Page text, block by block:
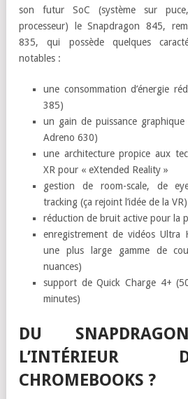
son futur SoC (système sur
processeur) le Snapdragon 845,
835, qui possède quelques
notables :
une consommation d’énergie
385)
un gain de puissance graphique
Adreno 630)
une architecture propice aux
XR pour « eXtended Reality »
gestion de room-scale, de
tracking (ça rejoint l’idée de la VR)
réduction de bruit active pour la
enregistrement de vidéos Ultra
une plus large gamme de
nuances)
support de Quick Charge 4+
minutes)
DU
CHROMEBOOKS ?